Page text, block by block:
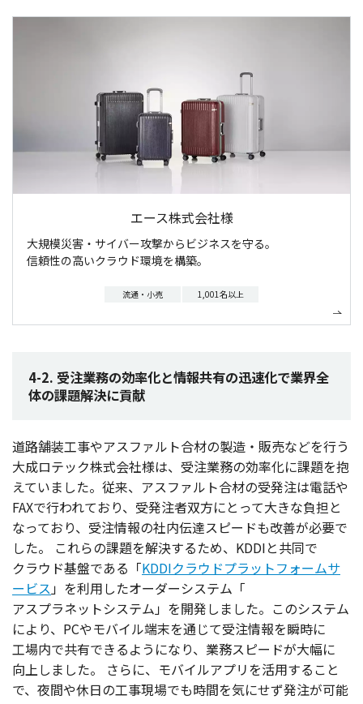
エース株式会社様
大規模災害・サイバー攻撃からビジネスを守る。
信頼性の高いクラウド環境を構築。
流通・小売 1,001名以上
4-2. 受注業務の効率化と情報共有の迅速化で業界全
体の課題解決に貢献
道路舗装工事やアスファルト合材の製造 ・ 販売などを行う
大成ロテック株式会社様は、 受注業務の効率化に課題を抱
えていました。 従来、 アスファルト合材の受発注は電話や
FAXで行われており、 受発注者双方にとって大きな負担と
なっており、 受注情報の社内伝達スピードも改善が必要で
した。
これらの課題を解決するため、KDDIと共同で
クラウド基盤である「KDDIクラウドプラットフォームサ
ービス」を利用したオーダーシステム 「
アスプラネットシステム」を開発しました。このシステム
により、PCやモバイル端末を通じて受注情報を瞬時に
工場内で共有できるようになり、 業務スピードが大幅に
向上しました。 さらに、 モバイルアプリを活用すること
で、 夜間や休日の工事現場でも時間を気にせず発注が可能